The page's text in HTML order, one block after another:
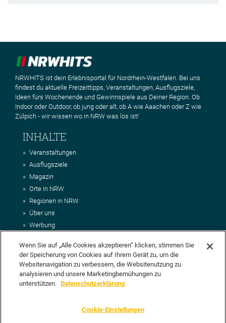
NRWHITS ist dein Erlebnisportal für Nordrhein-Westfalen. Bei uns
findest du aktuelle Freizeittipps, Veranstaltungen, Ausflugsziele,
Ideen fürs Wochenende und Gewinnspiele aus Deiner Region. Ob
Indoor oder Outdoor, ob jung oder alt, ob A wie Aaachen oder Z wie
Zülpich - wir wissen wo in NRW was los ist!
INHALTE
Veranstaltungen
Ausflugsziele
Magazin
Orte in NRW
Regionen in NRW
Über uns
Werbung
Impressum
AGB
Datenschutz
DEIN VORSCHLAG FÜR NRWHITS
vorschlagen? Klasse, dann nutze doch einfach
Wenn Sie auf „Alle Cookies akzeptieren“ klicken, stimmen Sie
der Speicherung von Cookies auf Ihrem Gerät zu, um die
Websitenavigation zu verbessern, die Websitenutzung zu
analysieren und unsere Marketingbemühungen zu
unterstützen. Datenschutzerklärung
Cookie-Einstellungen